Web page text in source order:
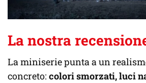
La nostra
La miniserie punta a un
concreto: colori smorzati, luci